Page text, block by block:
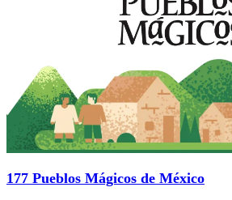
177 Pueblos Mágicos de México